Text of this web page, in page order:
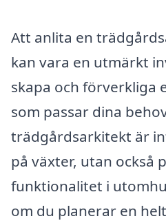
Att anlita en
kan vara en utmärkt
skapa och förverkliga
som passar dina
trädgårdsarkitekt är
på växter, utan också
funktionalitet i
om du planerar en